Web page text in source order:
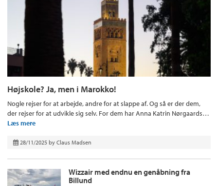
Højskole? Ja, men i Marokko!
Nogle rejser for at arbejde, andre for at slappe af. Og så er der dem,
der rejser for at udvikle sig selv. For dem har Anna Katrin Nørgaards…
Læs mere
28/11/2025 by Claus Madsen
Wizzair med endnu en genåbning fra
Billund